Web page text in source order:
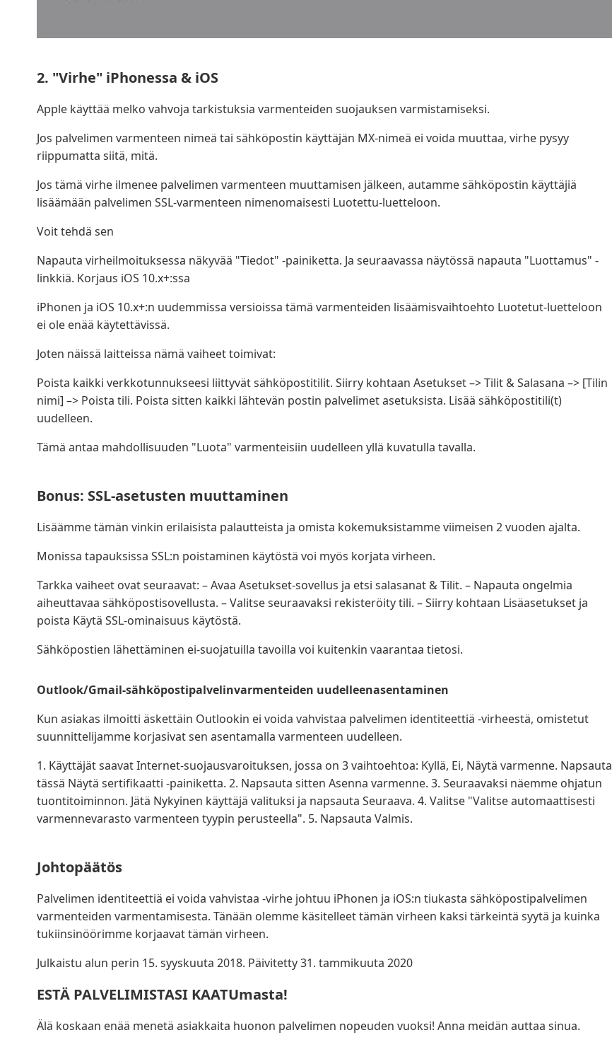
2. "Virhe" iPhonessa & iOS
Apple käyttää melko vahvoja tarkistuksia varmenteiden suojauksen varmistamiseksi.
Jos palvelimen varmenteen nimeä tai sähköpostin käyttäjän MX-nimeä ei voida muuttaa, virhe pysyy
riippumatta siitä, mitä.
Jos tämä virhe ilmenee palvelimen varmenteen muuttamisen jälkeen, autamme sähköpostin käyttäjiä
lisäämään palvelimen SSL-varmenteen nimenomaisesti Luotettu-luetteloon.
Voit tehdä sen
Napauta virheilmoituksessa näkyvää "Tiedot" -painiketta. Ja seuraavassa näytössä napauta "Luottamus" -
linkkiä. Korjaus iOS 10.x+:ssa
iPhonen ja iOS 10.x+:n uudemmissa versioissa tämä varmenteiden lisäämisvaihtoehto Luotetut-luetteloon
ei ole enää käytettävissä.
Joten näissä laitteissa nämä vaiheet toimivat:
Poista kaikki verkkotunnukseesi liittyvät sähköpostitilit. Siirry kohtaan Asetukset –> Tilit & Salasana –> [Tilin
nimi] –> Poista tili. Poista sitten kaikki lähtevän postin palvelimet asetuksista. Lisää sähköpostitili(t)
uudelleen.
Tämä antaa mahdollisuuden "Luota" varmenteisiin uudelleen yllä kuvatulla tavalla.
Bonus: SSL-asetusten muuttaminen
Lisäämme tämän vinkin erilaisista palautteista ja omista kokemuksistamme viimeisen 2 vuoden ajalta.
Monissa tapauksissa SSL:n poistaminen käytöstä voi myös korjata virheen.
Tarkka vaiheet ovat seuraavat: – Avaa Asetukset-sovellus ja etsi salasanat & Tilit. – Napauta ongelmia
aiheuttavaa sähköpostisovellusta. – Valitse seuraavaksi rekisteröity tili. – Siirry kohtaan Lisäasetukset ja
poista Käytä SSL-ominaisuus käytöstä.
Sähköpostien lähettäminen ei-suojatuilla tavoilla voi kuitenkin vaarantaa tietosi.
Outlook/Gmail-sähköpostipalvelinvarmenteiden uudelleenasentaminen
Kun asiakas ilmoitti äskettäin Outlookin ei voida vahvistaa palvelimen identiteettiä -virheestä, omistetut
suunnittelijamme korjasivat sen asentamalla varmenteen uudelleen.
1. Käyttäjät saavat Internet-suojausvaroituksen, jossa on 3 vaihtoehtoa: Kyllä, Ei, Näytä varmenne. Napsauta
tässä Näytä sertifikaatti -painiketta. 2. Napsauta sitten Asenna varmenne. 3. Seuraavaksi näemme ohjatun
tuontitoiminnon. Jätä Nykyinen käyttäjä valituksi ja napsauta Seuraava. 4. Valitse "Valitse automaattisesti
varmennevarasto varmenteen tyypin perusteella". 5. Napsauta Valmis.
Johtopäätös
Palvelimen identiteettiä ei voida vahvistaa -virhe johtuu iPhonen ja iOS:n tiukasta sähköpostipalvelimen
varmenteiden varmentamisesta. Tänään olemme käsitelleet tämän virheen kaksi tärkeintä syytä ja kuinka
tukiinsinöörimme korjaavat tämän virheen.
Julkaistu alun perin 15. syyskuuta 2018. Päivitetty 31. tammikuuta 2020
ESTÄ PALVELIMISTASI KAATUmasta!
Älä koskaan enää menetä asiakkaita huonon palvelimen nopeuden vuoksi! Anna meidän auttaa sinua.